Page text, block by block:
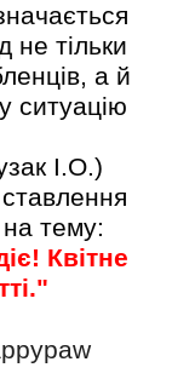
не тільки
а й
ситуацію
І.О.)
тему:
Квітне